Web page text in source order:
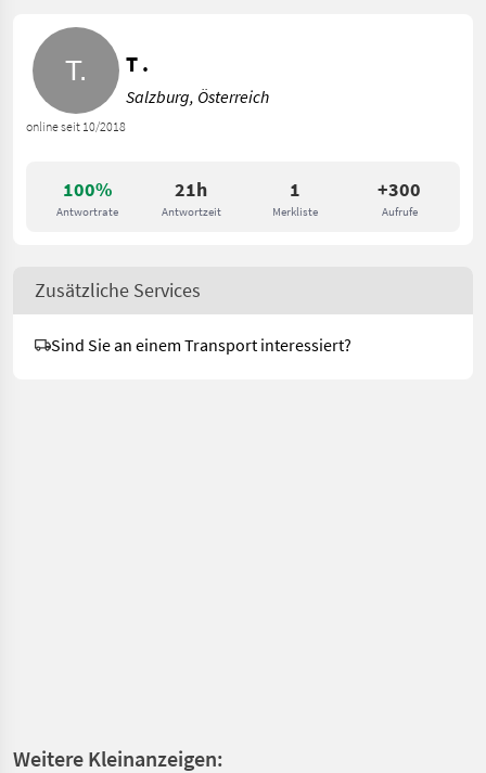
100%
Antwortrate
21h
Antwortzeit
1
Merkliste
+300
Aufrufe
online seit 10/2018
T .
Salzburg, Österreich
Zusätzliche Services
Sind Sie an einem Transport interessiert?
Weitere Kleinanzeigen: